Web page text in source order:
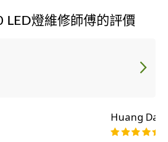
LED燈維修師傅的評價
Huang